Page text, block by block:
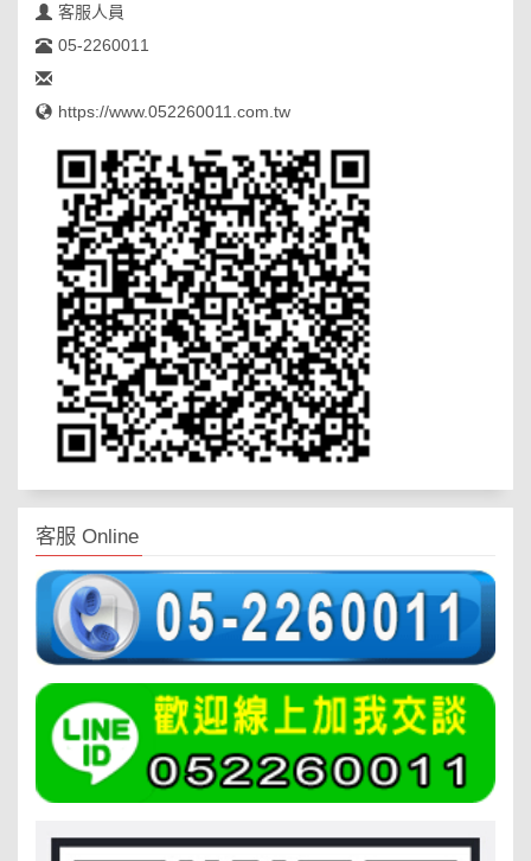
客服人員
05-2260011
https://www.052260011.com.tw
客服 Online